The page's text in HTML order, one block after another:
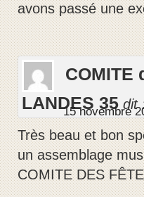
avons passé une
COMITE
LANDES 35 dit
15 novembre
Très beau et bon
un assemblage
COMITE DES